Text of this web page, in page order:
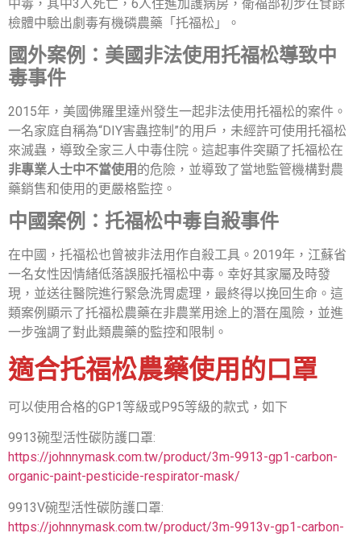
中毒，其中3人死亡，6人住進加護病房，衛福部初步在食餘
檢體中驗出劇毒有機磷農藥「托福松」。
國外案例：美國非法使用托福松導致中
毒事件
2015年，美國佛羅里達州發生一起非法使用托福松的案件。
一名家庭自稱為“DIY害蟲控制”的用戶，未經許可使用托福松
來滅蟲，導致全家三人中毒住院。這起事件突顯了托福松在
非專業人士中不當使用 的危險，並導致了當地監管機構對農
藥銷售和使用的更嚴格監控。
中國案例：托福松中毒自殺事件
在中國，托福松也曾被非法用作自殺工具。2019年，江蘇省
一名女性因情緒低落誤服托福松中毒。幸好其家屬及時發
現，並送往醫院進行緊急洗胃處理，最終得以挽回生命。這
類案例顯示了托福松農藥在非農業用途上的潛在風險，並進
一步強調了對此類農藥的監控和限制。
適合托福松農藥使用的口罩
可以使用合格的GP1等級或P95等級的款式，如下
9913碗型活性碳防護口罩:
https://johnnymask.com.tw/product/3m-9913-gp1-carbon-
organic-paint-pesticide-respirator-mask/
9913V碗型活性碳防護口罩:
https://johnnymask.com.tw/product/3m-9913v-gp1-carbon-